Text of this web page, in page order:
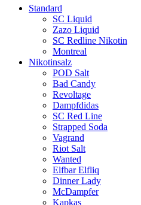
Standard
SC Liquid
Zazo Liquid
SC Redline Nikotin
Montreal
Nikotinsalz
POD Salt
Bad Candy
Revoltage
Dampfdidas
SC Red Line
Strapped Soda
Vagrand
Riot Salt
Wanted
Elfbar Elfliq
Dinner Lady
McDampfer
Kapkas